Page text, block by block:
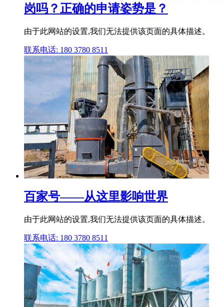
岗吗？正确的申请姿势是？
由于此网站的设置,我们无法提供该页面的具体描述。
联系电话: 180 3780 8511
百家号——从这里影响世界
由于此网站的设置,我们无法提供该页面的具体描述。
联系电话: 180 3780 8511